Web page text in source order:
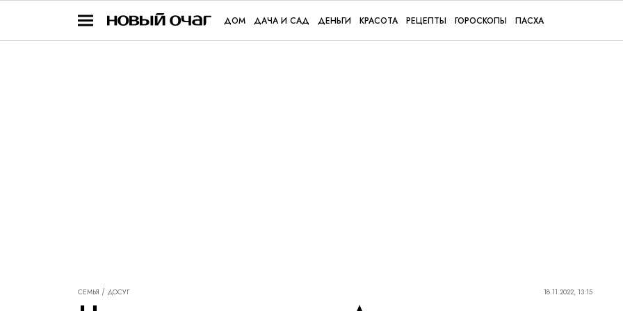
ДОМ ДАЧА И САД ДЕНЬГИ КРАСОТА РЕЦЕПТЫ ГОРОСКОПЫ ПАСХА
СЕМЬЯ ДОСУГ 18.11.2022, 13:15